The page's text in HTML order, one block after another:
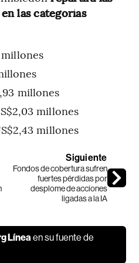
las categorías
millones
millones
millones
millones
Siguiente
Fondos de cobertura sufren
fuertes pérdidas por
desplome de acciones
ligadas a la IA
Líneaen su fuente de